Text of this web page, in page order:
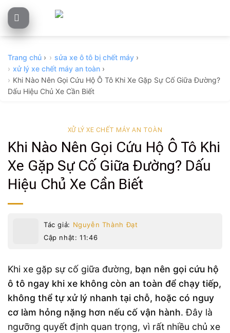
Skip
to
Trang chủ › sửa xe ô tô bị chết máy ›
xử lý xe chết máy an toàn ›
Khi Nào Nên Gọi Cứu Hộ Ô Tô Khi Xe Gặp Sự Cố Giữa Đường?
Dấu Hiệu Chủ Xe Cần Biết
XỬ LÝ XE CHẾT MÁY AN TOÀN
Khi Nào Nên Gọi Cứu Hộ Ô Tô Khi
Xe Gặp Sự Cố Giữa Đường? Dấu
Hiệu Chủ Xe Cần Biết
Tác giả: Nguyễn Thành Đạt
Cập nhật: 11:46
Khi xe gặp sự cố giữa đường, bạn nên gọi cứu hộ
ô tô ngay khi xe không còn an toàn để chạy tiếp,
không thể tự xử lý nhanh tại chỗ, hoặc có nguy
cơ làm hỏng nặng hơn nếu cố vận hành. Đây là
ngưỡng quyết định quan trọng, vì rất nhiều chủ xe